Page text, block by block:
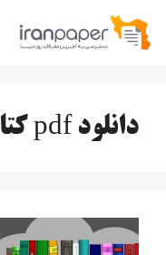
پرش
دانلود pdf کتاب ۵۰۴ واژه